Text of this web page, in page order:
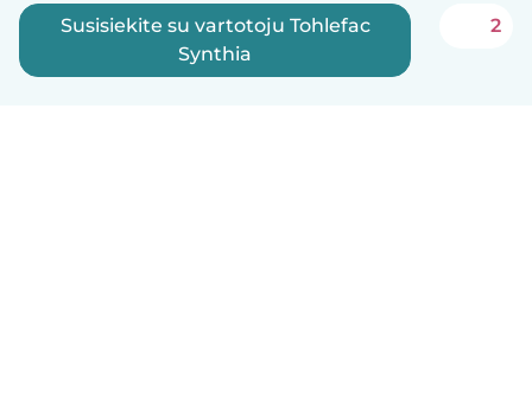
Susisiekite su vartotoju Tohlefac
Synthia
2